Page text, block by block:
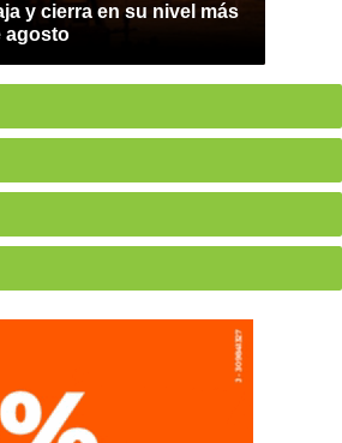
y cierra en su nivel más
agosto